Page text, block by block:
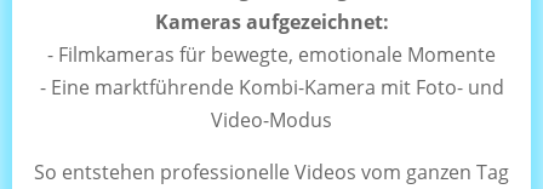
Kameras aufgezeichnet:
- Filmkameras für bewegte, emotionale Momente
- Eine marktführende Kombi-Kamera mit Foto- und
Video-Modus
So entstehen professionelle Videos vom ganzen Tag